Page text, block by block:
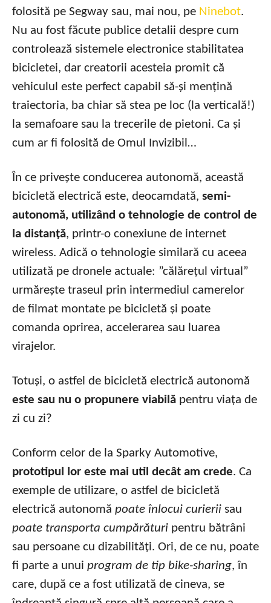
folosită pe Segway sau, mai nou, pe Ninebot.
Nu au fost făcute publice detalii despre cum
controlează sistemele electronice stabilitatea
bicicletei, dar creatorii acesteia promit că
vehiculul este perfect capabil să-și mențină
traiectoria, ba chiar să stea pe loc (la verticală!)
la semafoare sau la trecerile de pietoni. Ca și
cum ar fi folosită de Omul Invizibil…
În ce privește conducerea autonomă, această
bicicletă electrică este, deocamdată, semi-
autonomă, utilizând o tehnologie de control de
la distanță, printr-o conexiune de internet
wireless. Adică o tehnologie similară cu aceea
utilizată pe dronele actuale: ”călărețul virtual”
urmărește traseul prin intermediul camerelor
de filmat montate pe bicicletă și poate
comanda oprirea, accelerarea sau luarea
virajelor.
Totuși, o astfel de bicicletă electrică autonomă
este sau nu o propunere viabilă pentru viața de
zi cu zi?
Conform celor de la Sparky Automotive,
prototipul lor este mai util decât am crede. Ca
exemple de utilizare, o astfel de bicicletă
electrică autonomă poate înlocui curierii sau
poate transporta cumpărături pentru bătrâni
sau persoane cu dizabilități. Ori, de ce nu, poate
fi parte a unui program de tip bike-sharing, în
care, după ce a fost utilizată de cineva, se